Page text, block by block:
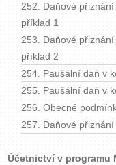
252. Daňové
příklad 1
253. Daňové
příklad 2
254. Paušální daň v
255. Paušální daň v
256. Obecné
257. Daňové
Účetnictví v programu